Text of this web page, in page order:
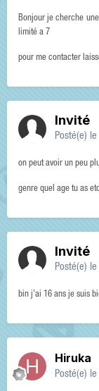
Bonjour je cherche
limité a 7
pour me contacter
Invité
Posté(e)
on peut avoir un peu
genre quel age tu as
Invité
Posté(e)
bin j'ai 16 ans je suis
Hiruka
Posté(e)